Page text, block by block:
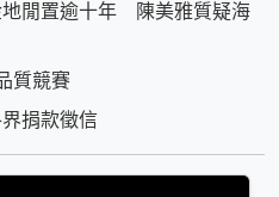
地閒置逾十年 陳美雅質疑海
質競賽
捐款徵信